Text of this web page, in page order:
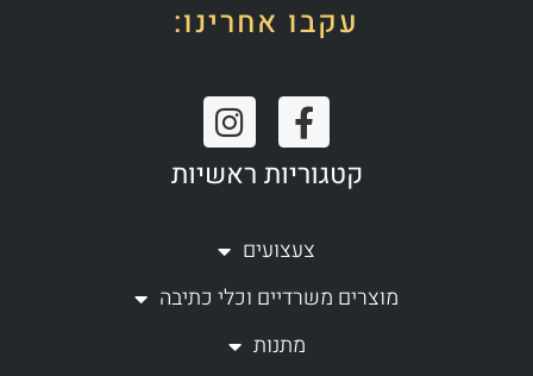
עקבו אחרינו:
F
a
c
b
o
k
I
n
s
a
r
a
קטגוריות ראשיות
צעצועים
מוצרים משרדיים וכלי כתיבה
מתנות